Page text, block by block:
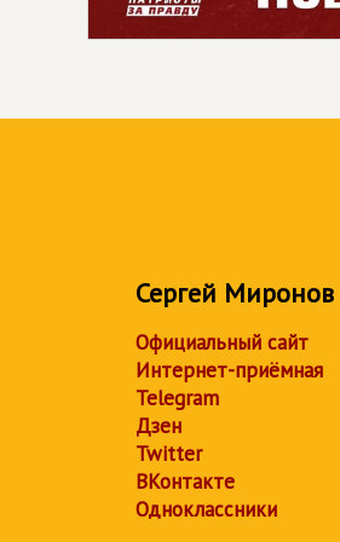
Сергей Миронов
Официальный сайт
Интернет-приёмная
Telegram
Дзен
Twitter
ВКонтакте
Одноклассники